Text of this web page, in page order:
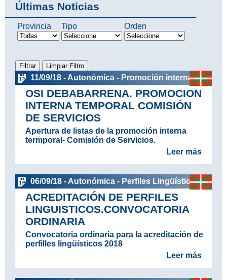
Últimas Noticias
Provincia Tipo Orden
11/09/18 - Autonómica - Promoción interna
OSI DEBABARRENA. PROMOCION
INTERNA TEMPORAL COMISIÓN
DE SERVICIOS
Apertura de listas de la promoción interna
termporal- Comisión de Servicios.
Leer más
06/09/18 - Autonómica - Perfiles Lingüísticos
ACREDITACIÓN DE PERFILES
LINGUISTICOS.CONVOCATORIA
ORDINARIA
Convocatoria ordinaria para la acreditación de
perfilles lingüísticos 2018
Leer más